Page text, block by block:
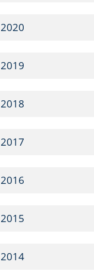
2020
2019
2018
2017
2016
2015
2014